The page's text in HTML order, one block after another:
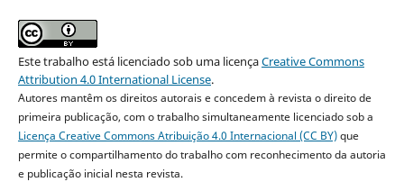
Este trabalho está licenciado sob uma licençaCreative Commons
Attribution 4.0 International License.
Autores mantêm os direitos autorais e concedem à revista o direito de
primeira publicação, com o trabalho simultaneamente licenciado sob a
Licença Creative Commons Atribuição 4.0 Internacional (CC BY)que
permite o compartilhamento do trabalho com reconhecimento da autoria
e publicação inicial nesta revista.